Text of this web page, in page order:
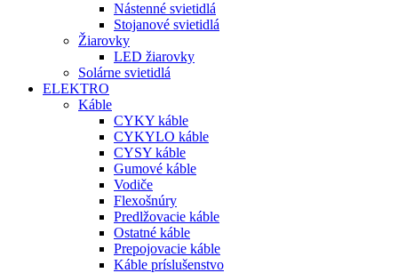
Nástenné svietidlá
Stojanové svietidlá
Žiarovky
LED žiarovky
Solárne svietidlá
ELEKTRO
Káble
CYKY káble
CYKYLO káble
CYSY káble
Gumové káble
Vodiče
Flexošnúry
Predlžovacie káble
Ostatné káble
Prepojovacie káble
Káble príslušenstvo